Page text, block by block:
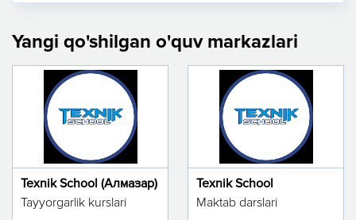
Yangi qo'shilgan o'quv markazlari
Texnik School (Алмазар)
Tayyorgarlik kurslari
Texnik School
Maktab darslari